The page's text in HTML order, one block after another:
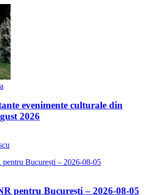
evenimente culturale din
2026
pentru București – 2026-08-05